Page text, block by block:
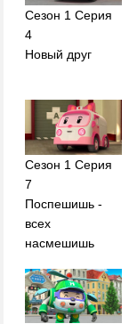
Сезон 1 Серия
4
Новый друг
Сезон 1 Серия
7
Поспешишь -
всех
насмешишь